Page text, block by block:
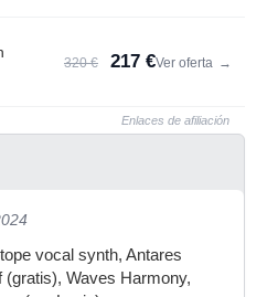
320 € 217 €Ver oferta →
Enlaces de afiliación
vocal synth, Antares
(gratis), Waves Harmony,